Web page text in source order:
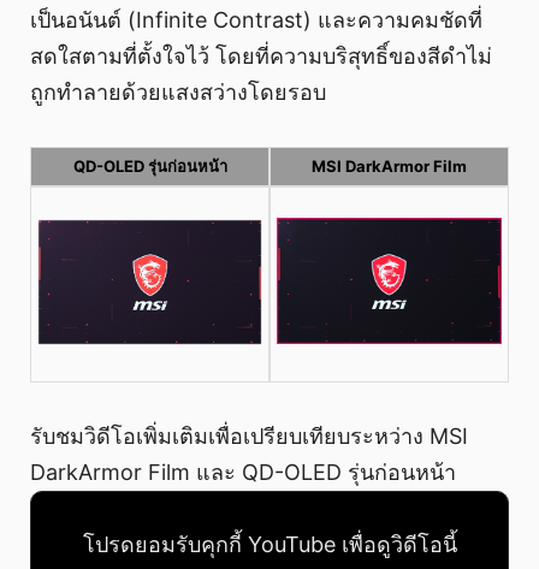
เป็นอนันต์ (Infinite Contrast) และความคมชัดที่
สดใสตามที่ตั้งใจไว้ โดยที่ความบริสุทธิ์ของสีดำไม่
ถูกทำลายด้วยแสงสว่างโดยรอบ
QD-OLED รุ่นก่อนหน้า MSI DarkArmor Film
รับชมวิดีโอเพิ่มเติมเพื่อเปรียบเทียบระหว่าง MSI
DarkArmor Film และ QD-OLED รุ่นก่อนหน้า
โปรดยอมรับคุกกี้ YouTube เพื่อดูวิดีโอนี้